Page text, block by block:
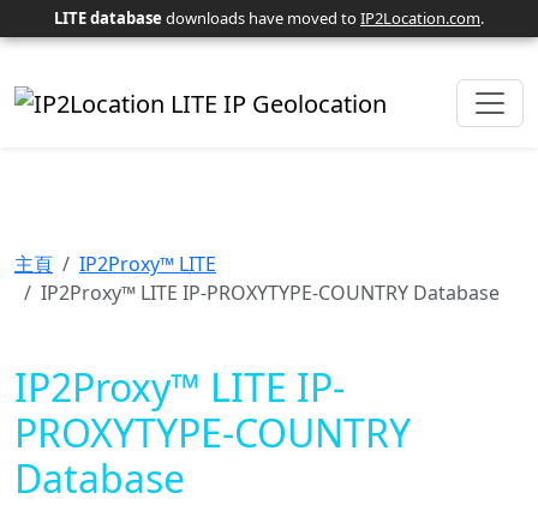
LITE database downloads have moved toIP2Location.com.
主頁
IP2Proxy™ LITE
IP2Proxy™ LITE IP-PROXYTYPE-COUNTRY Database
IP2Proxy™ LITE IP-
PROXYTYPE-COUNTRY
Database